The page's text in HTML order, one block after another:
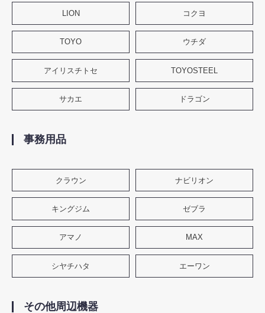
LION コクヨ
TOYO ウチダ
アイリスチトセ TOYOSTEEL
サカエ ドラゴン
事務用品
クラウン ナビリオン
キングジム ゼブラ
アマノ MAX
シヤチハタ エーワン
その他周辺機器